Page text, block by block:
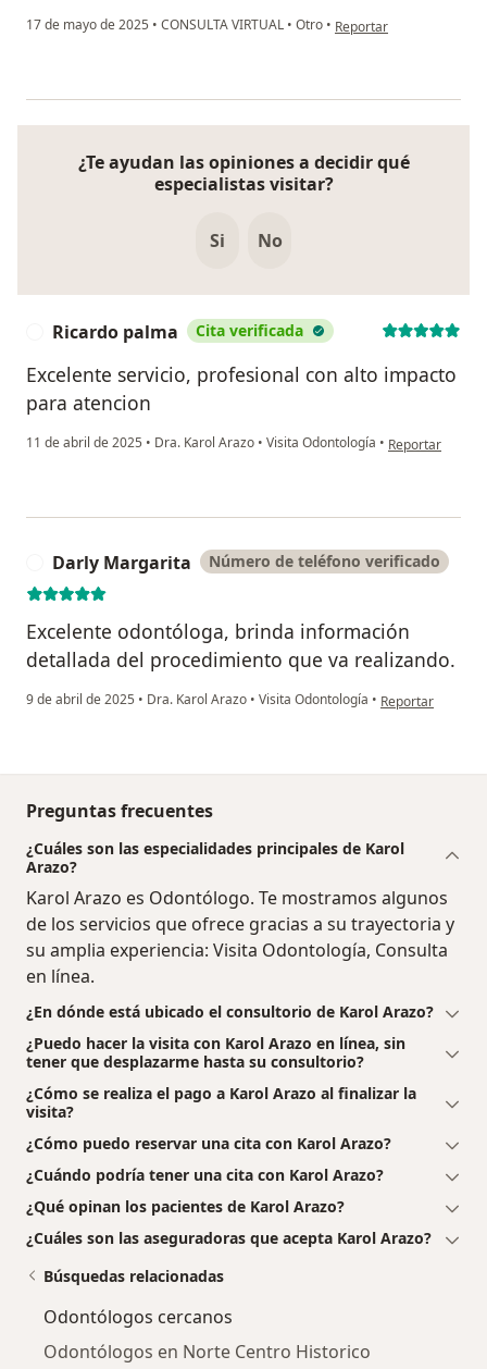
17 de mayo de 2025 • CONSULTA VIRTUAL • Otro • en opinión del usuario
Reportar
¿Te ayudan las opiniones a decidir qué
especialistas visitar?
Si No
Ricardo palma Cita verificada
Excelente servicio, profesional con alto impacto
para atencion
11 de abril de 2025 • Dra. Karol Arazo • Visita Odontología • en opinión del
Reportar
Darly Margarita Número de teléfono verificado
Excelente odontóloga, brinda información
detallada del procedimiento que va realizando.
9 de abril de 2025 • Dra. Karol Arazo • Visita Odontología • en opinión del
Reportar
Preguntas frecuentes
¿Cuáles son las especialidades principales de Karol
Arazo?
Karol Arazo es Odontólogo. Te mostramos algunos
de los servicios que ofrece gracias a su trayectoria y
su amplia experiencia: Visita Odontología, Consulta
en línea.
¿En dónde está ubicado el consultorio de Karol Arazo?
¿Puedo hacer la visita con Karol Arazo en línea, sin
tener que desplazarme hasta su consultorio?
¿Cómo se realiza el pago a Karol Arazo al finalizar la
visita?
¿Cómo puedo reservar una cita con Karol Arazo?
¿Cuándo podría tener una cita con Karol Arazo?
¿Qué opinan los pacientes de Karol Arazo?
¿Cuáles son las aseguradoras que acepta Karol Arazo?
Búsquedas relacionadas
Odontólogos cercanos
Odontólogos en Norte Centro Historico